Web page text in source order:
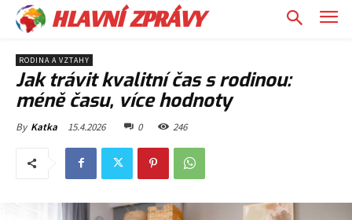
HLAVNÍ ZPRÁVY
RODINA A VZTAHY
Jak trávit kvalitní čas s rodinou:
méně času, více hodnoty
By Katka 15.4.2026 0 246